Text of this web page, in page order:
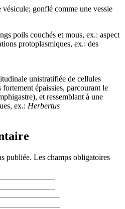
gonflé comme une vessie
poils couchés et mous, ex.: aspect
protoplasmiques, ex.: des
unistratifiée de cellules
épaissies, parcourant le
et ressemblant à une
ex.: Herbertus
publiée. Les champs obligatoires